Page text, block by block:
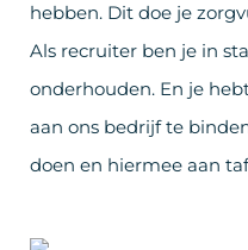
hebben. Dit doe je
Als recruiter ben je in
onderhouden. En je
aan ons bedrijf te
doen en hiermee aan